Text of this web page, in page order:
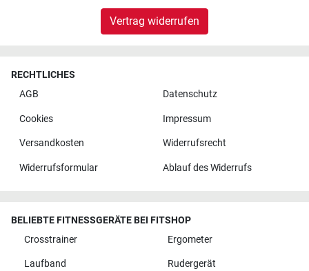
Vertrag widerrufen
RECHTLICHES
AGB
Datenschutz
Cookies Impressum
Versandkosten Widerrufsrecht
Widerrufsformular Ablauf des Widerrufs
BELIEBTE FITNESSGERÄTE BEI FITSHOP
Crosstrainer
Ergometer
Laufband Rudergerät